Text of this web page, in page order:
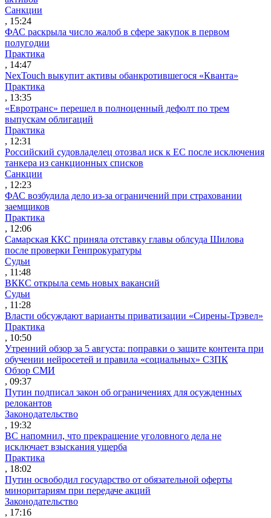
Санкции
, 15:24
ФАС раскрыла число жалоб в сфере закупок в первом
полугодии
Практика
, 14:47
NexTouch выкупит активы обанкротившегося «Кванта»
Практика
, 13:35
«Евротранс» перешел в полноценный дефолт по трем
выпускам облигаций
Практика
, 12:31
Российский судовладелец отозвал иск к ЕС после исключения
танкера из санкционных списков
Санкции
, 12:23
ФАС возбудила дело из-за ограничений при страховании
заемщиков
Практика
, 12:06
Самарская ККС приняла отставку главы облсуда Шилова
после проверки Генпрокуратуры
Судьи
, 11:48
ВККС открыла семь новых вакансий
Судьи
, 11:28
Власти обсуждают варианты приватизации «Сирены-Трэвел»
Практика
, 10:50
Утренний обзор за 5 августа: поправки о защите контента при
обучении нейросетей и правила «социальных» СЗПК
Обзор СМИ
, 09:37
Путин подписал закон об ограничениях для осужденных
релокантов
Законодательство
, 19:32
ВС напомнил, что прекращение уголовного дела не
исключает взыскания ущерба
Практика
, 18:02
Путин освободил государство от обязательной оферты
миноритариям при передаче акций
Законодательство
, 17:16